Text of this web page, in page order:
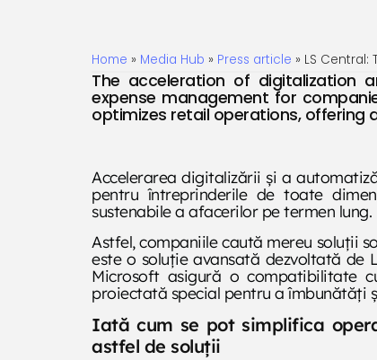
Home » Media Hub » Press article » LS Central:
The acceleration of digitalization
expense management for
optimizes retail operations, offering
Accelerarea digitalizării și a
pentru întreprinderile de toate
sustenabile a afacerilor pe termen lung.
Astfel, companiile caută mereu soluții
este o soluție avansată dezvoltată de
Microsoft asigură o compatibilitate
proiectată special pentru a îmbunătăți
Iată cum se pot simplifica
astfel de soluții